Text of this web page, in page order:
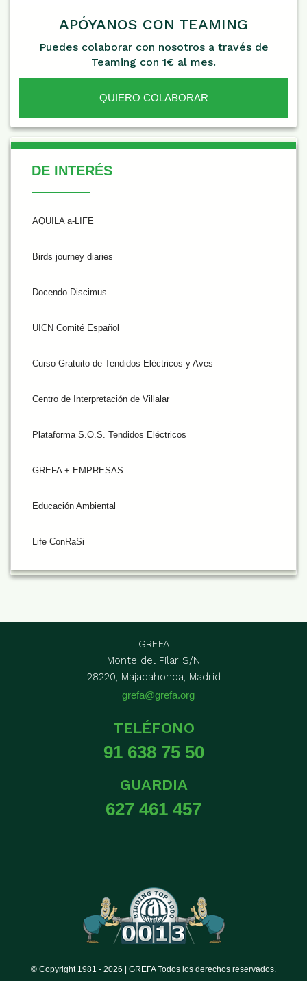
APÓYANOS CON TEAMING
Puedes colaborar con nosotros a través de
Teaming con 1€ al mes.
QUIERO COLABORAR
De Interés
DE INTERÉS
AQUILA a-LIFE
Birds journey diaries
Docendo Discimus
UICN Comité Español
Curso Gratuito de Tendidos Eléctricos y Aves
Centro de Interpretación de Villalar
Plataforma S.O.S. Tendidos Eléctricos
GREFA + EMPRESAS
Educación Ambiental
Life ConRaSi
GREFA
Monte del Pilar S/N
28220, Majadahonda, Madrid
grefa@grefa.org
TELÉFONO
91 638 75 50
GUARDIA
627 461 457
© Copyright 1981 - 2026 | GREFA Todos los derechos reservados.